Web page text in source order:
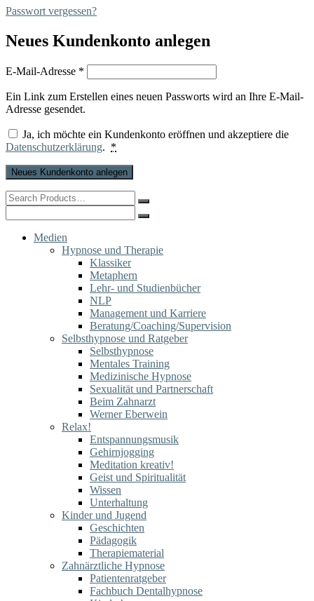
Passwort vergessen?
Neues Kundenkonto anlegen
E-Mail-Adresse *
Ein Link zum Erstellen eines neuen Passworts wird an Ihre E-Mail-
Adresse gesendet.
Ja, ich möchte ein Kundenkonto eröffnen und akzeptiere die
Datenschutzerklärung. *
Neues Kundenkonto anlegen
Search
for:
for:
Medien
Hypnose und Therapie
Klassiker
Metaphern
Lehr- und Studienbücher
NLP
Management und Karriere
Beratung/Coaching/Supervision
Selbsthypnose und Ratgeber
Selbsthypnose
Mentales Training
Medizinische Hypnose
Sexualität und Partnerschaft
Beim Zahnarzt
Werner Eberwein
Relax!
Entspannungsmusik
Gehirnjogging
Meditation kreativ!
Geist und Spiritualität
Wissen
Unterhaltung
Kinder und Jugend
Geschichten
Pädagogik
Therapiematerial
Zahnärztliche Hypnose
Patientenratgeber
Fachbuch Dentalhypnose